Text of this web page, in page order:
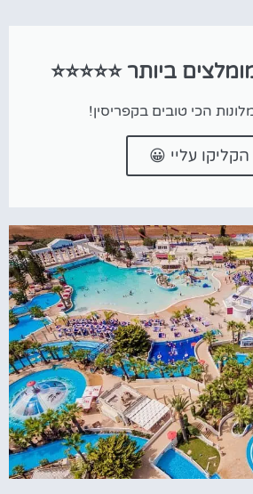
ביותר ⭐⭐⭐⭐⭐
הכי טובים בקפריסין!
הקליקו עליי 😀